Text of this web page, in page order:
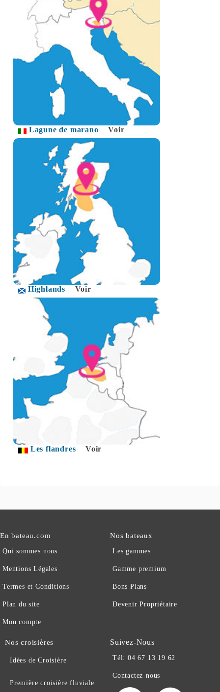
Lagune de marano Voir
Highlands Voir
Les flandres Voir
En bateau.com
Qui sommes nous
Mentions Légales
Termes et Conditions
Plan du site
Mon compte
Nos bateaux
Les gammes
Gamme premium
Bons Plans
Devenir Propriétaire
Nos croisières
Idées de Croisière
Première croisière fluviale
Suivez-Nous
Tél: 04 67 13 19 62
Contactez-nous